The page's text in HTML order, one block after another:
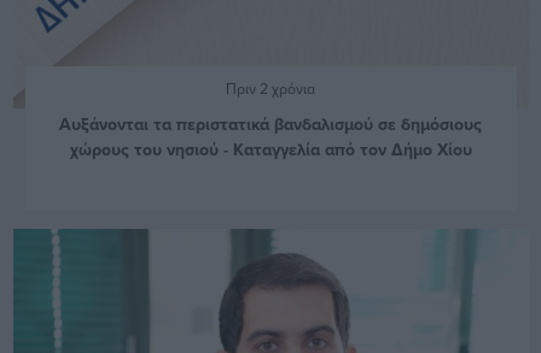
Πριν 2 χρόνια
Αυξάνονται τα περιστατικά βανδαλισμού σε δημόσιους
χώρους του νησιού - Καταγγελία από τον Δήμο Χίου